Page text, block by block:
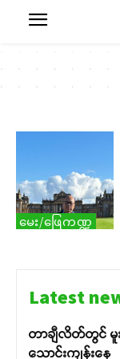
မေး/ဖြေကဏ္ဍ
Latest
တာချီလိတ်တွင် မူး
သောင်းကျန်းနေ